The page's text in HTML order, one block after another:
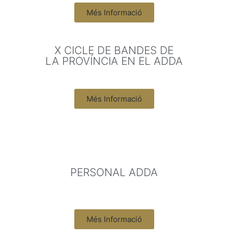
Més Informació
X CICLE DE BANDES DE
LA PROVÍNCIA EN EL ADDA
Més Informació
PERSONAL ADDA​
Més Informació